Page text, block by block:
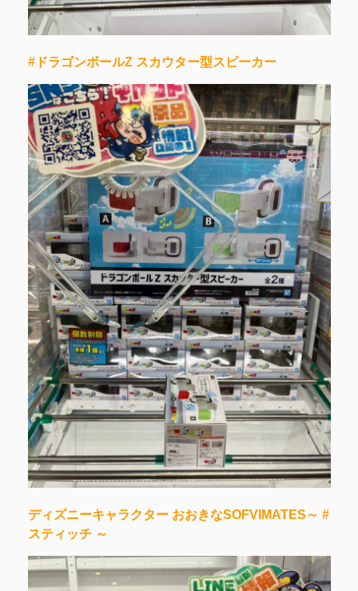
#ドラゴンボールZ スカウター型スピーカー
ディズニーキャラクター おおきなSOFVIMATES～ #
スティッチ ～